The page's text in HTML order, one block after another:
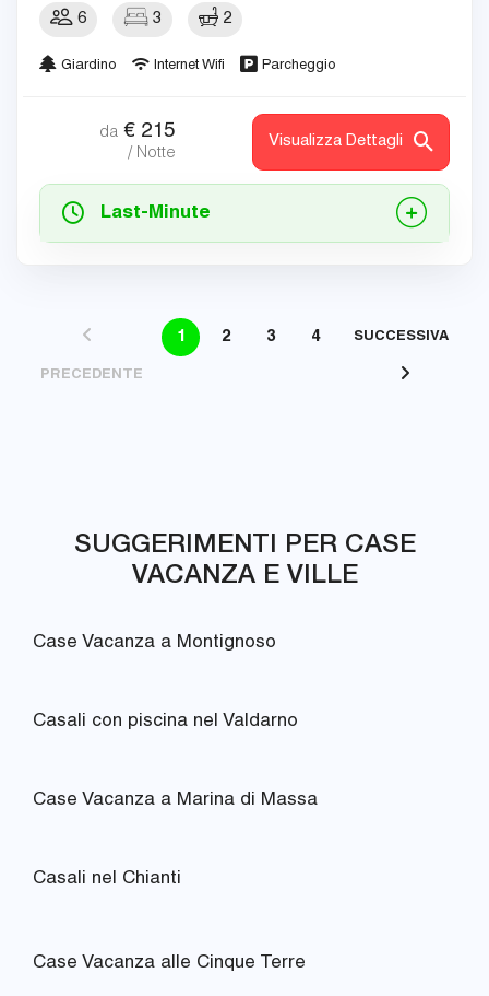
6 3 2
Giardino Internet Wifi Parcheggio
da € 215
/ Notte
Visualizza Dettagli
Last-Minute
PRECEDENTE
1 2 3 4 SUCCESSIVA
SUGGERIMENTI PER CASE
VACANZA E VILLE
Case Vacanza a Montignoso
Casali con piscina nel Valdarno
Case Vacanza a Marina di Massa
Casali nel Chianti
Case Vacanza alle Cinque Terre